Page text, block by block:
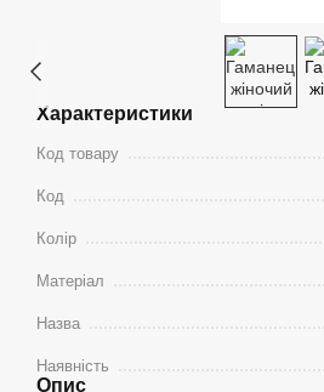
Характеристики
Код товару
Код
Колір
Матеріал
Назва
Наявність
Опис